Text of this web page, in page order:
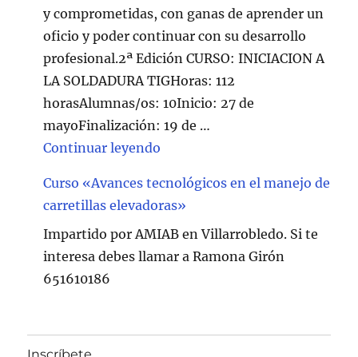
y comprometidas, con ganas de aprender un
oficio y poder continuar con su desarrollo
profesional.2ª Edición CURSO: INICIACION A
LA SOLDADURA TIGHoras: 112
horasAlumnas/os: 10Inicio: 27 de
mayoFinalización: 19 de …
Continuar leyendo
Curso «Avances tecnológicos en el manejo de
carretillas elevadoras»
Impartido por AMIAB en Villarrobledo. Si te
interesa debes llamar a Ramona Girón
651610186